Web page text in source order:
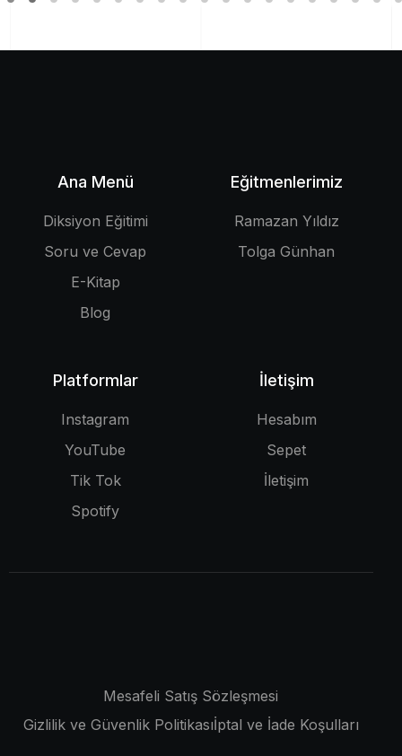
Ana Menü
Diksiyon Eğitimi
Soru ve Cevap
E-Kitap
Blog
Eğitmenlerimiz
Ramazan Yıldız
Tolga Günhan
Platformlar
Instagram
YouTube
Tik Tok
Spotify
İletişim
Hesabım
Sepet
İletişim
Mesafeli Satış Sözleşmesi
Gizlilik ve Güvenlik Politikasıİptal ve İade Koşulları